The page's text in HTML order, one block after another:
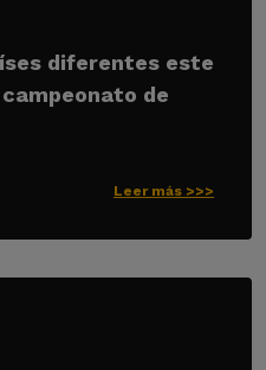
diferentes este
de
Leer más >>>